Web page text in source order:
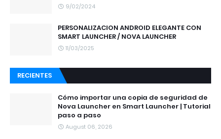
9/02/2024
PERSONALIZACION ANDROID ELEGANTE CON
SMART LAUNCHER / NOVA LAUNCHER
11/03/2025
RECIENTES
Cómo importar una copia de seguridad de
Nova Launcher en Smart Launcher | Tutorial
paso a paso
August 06, 2026